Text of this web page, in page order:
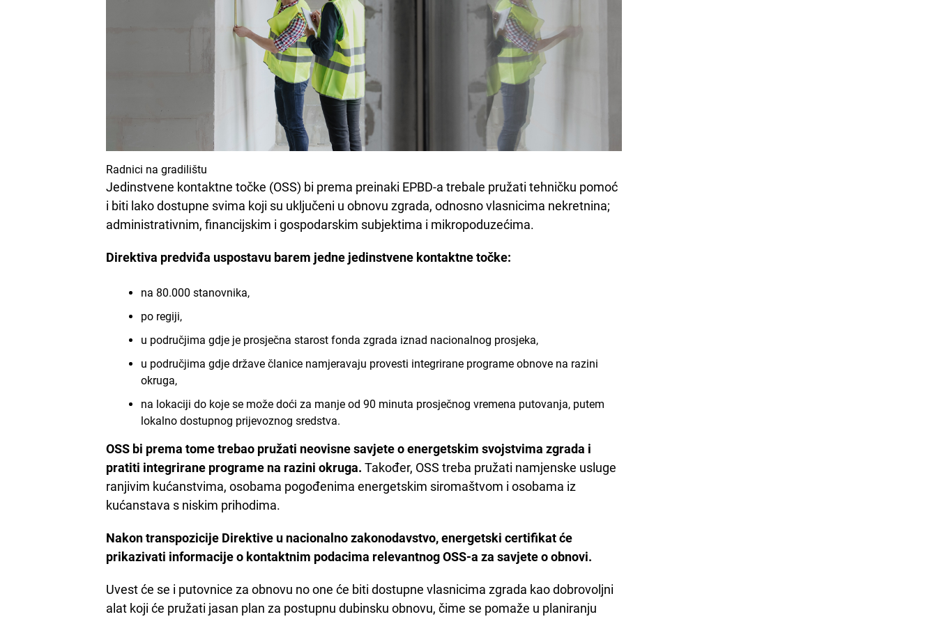
Radnici na gradilištu
Jedinstvene kontaktne točke (OSS) bi prema preinaki EPBD-a trebale pružati tehničku pomoć
i biti lako dostupne svima koji su uključeni u obnovu zgrada, odnosno vlasnicima nekretnina;
administrativnim, financijskim i gospodarskim subjektima i mikropoduzećima.
Direktiva predviđa uspostavu barem jedne jedinstvene kontaktne točke:
na 80.000 stanovnika,
po regiji,
u područjima gdje je prosječna starost fonda zgrada iznad nacionalnog prosjeka,
u područjima gdje države članice namjeravaju provesti integrirane programe obnove na razini
okruga,
na lokaciji do koje se može doći za manje od 90 minuta prosječnog vremena putovanja, putem
lokalno dostupnog prijevoznog sredstva.
OSS bi prema tome trebao pružati neovisne savjete o energetskim svojstvima zgrada i
pratiti integrirane programe na razini okruga. Također, OSS treba pružati namjenske usluge
ranjivim kućanstvima, osobama pogođenima energetskim siromaštvom i osobama iz
kućanstava s niskim prihodima.
Nakon transpozicije Direktive u nacionalno zakonodavstvo, energetski certifikat će
prikazivati informacije o kontaktnim podacima relevantnog OSS-a za savjete o obnovi.
Uvest će se i putovnice za obnovu no one će biti dostupne vlasnicima zgrada kao dobrovoljni
alat koji će pružati jasan plan za postupnu dubinsku obnovu, čime se pomaže u planiranju